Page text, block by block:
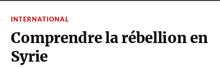
INTERNATIONAL
Comprendre la rébellion en
Syrie